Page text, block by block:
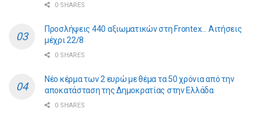
0 SHARES
Προσλήψεις 440 αξιωματικών στη Frontex… Αιτήσεις
μέχρι 22/8
0 SHARES
Νέο κέρμα των 2 ευρώ με θέμα τα 50 χρόνια από την
αποκατάσταση της Δημοκρατίας στην Ελλάδα
0 SHARES